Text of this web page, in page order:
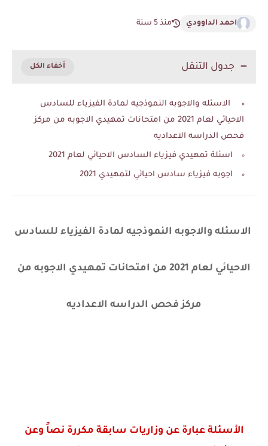
احمد الداوودي منذ 5 سنة
جدول التنقل
الاسئله والاجوبه النموذجيه لمادة الفيزياء للسادس
الاحيائي لعام 2021 من امتحانات تمهيدي الاجوبه من مركز
فحص الدراسه الاعداديه
اسئلة تمهيدي فيزياء السادس الاحيائي لعام 2021
اجوبه فيزياء سادس احيائي لتمهيدي 2021
الاسئله والاجوبه النموذجيه لمادة الفيزياء للسادس
الاحيائي لعام 2021 من امتحانات تمهيدي الاجوبه من
مركز فحص الدراسه الاعداديه
الأسئلة عبارة عن وزاريات سابقة مكررة نصاً وعن